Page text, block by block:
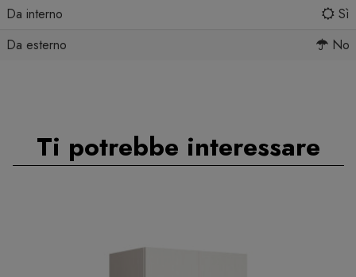
Da interno
Sì
Da esterno
No
Ti potrebbe interessare